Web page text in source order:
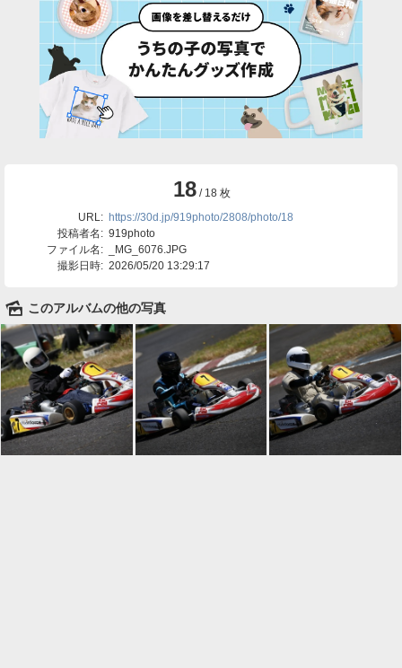
18/ 18 枚
URL: https://30d.jp/919photo/2808/photo/18
投稿者名: 919photo
ファイル名:
_MG_6076.JPG
撮影日時: 2026/05/20 13:29:17
🌄 このアルバムの他の写真